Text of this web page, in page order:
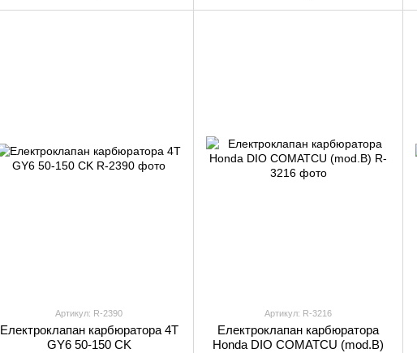
Артикул: R-2390
Електроклапан карбюратора 4T
GY6 50-150 CK
Артикул: R-3216
Електроклапан карбюратора
Honda DIO COMATCU (mod.B)